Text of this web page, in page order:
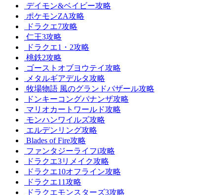
デイモン&ベイビー攻略
ポケモンZA攻略
ドラクエ7攻略
仁王3攻略
ドラクエ1・2攻略
桃鉄2攻略
ゴーストオブヨウテイ攻略
メタルギアデルタ攻略
牧場物語 風のグランドバザール攻略
ドンキーコングバナンザ攻略
マリオカートワールド攻略
モンハンワイルズ攻略
エルデンリング攻略
Blades of Fire攻略
ファンタジーライフi攻略
ドラクエ3リメイク攻略
ドラクエ10オフライン攻略
ドラクエ11攻略
ドラクエモンスターズ3攻略